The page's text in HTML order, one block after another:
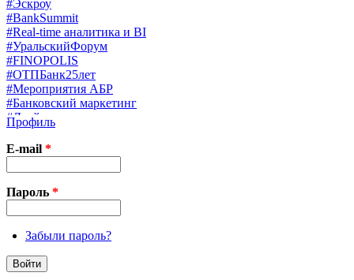
#Эскроу
#BankSummit
#Real-time аналитика и BI
#УральскийФорум
#FINOPOLIS
#ОТПБанк25лет
#Мероприятия АБР
#Банковский маркетинг
#Драйверы страхования
#Финконгресс ЦБ
#PB&WM
#UX/CX
#Экосистемы
X
Профиль
E-mail *
Пароль *
Забыли пароль?